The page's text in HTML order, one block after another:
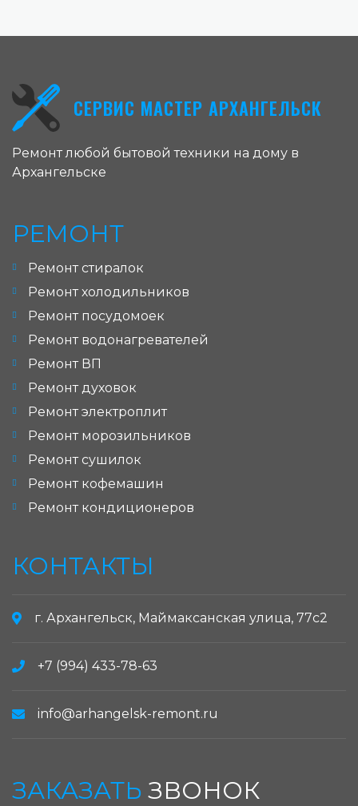
СЕРВИС МАСТЕР АРХАНГЕЛЬСК
Ремонт любой бытовой техники на дому в
Архангельске
РЕМОНТ
Ремонт стиралок
Ремонт холодильников
Ремонт посудомоек
Ремонт водонагревателей
Ремонт ВП
Ремонт духовок
Ремонт электроплит
Ремонт морозильников
Ремонт сушилок
Ремонт кофемашин
Ремонт кондиционеров
КОНТАКТЫ
г. Архангельск, Маймаксанская улица, 77с2
+7 (994) 433-78-63
info@arhangelsk-remont.ru
ЗАКАЗАТЬ ЗВОНОК